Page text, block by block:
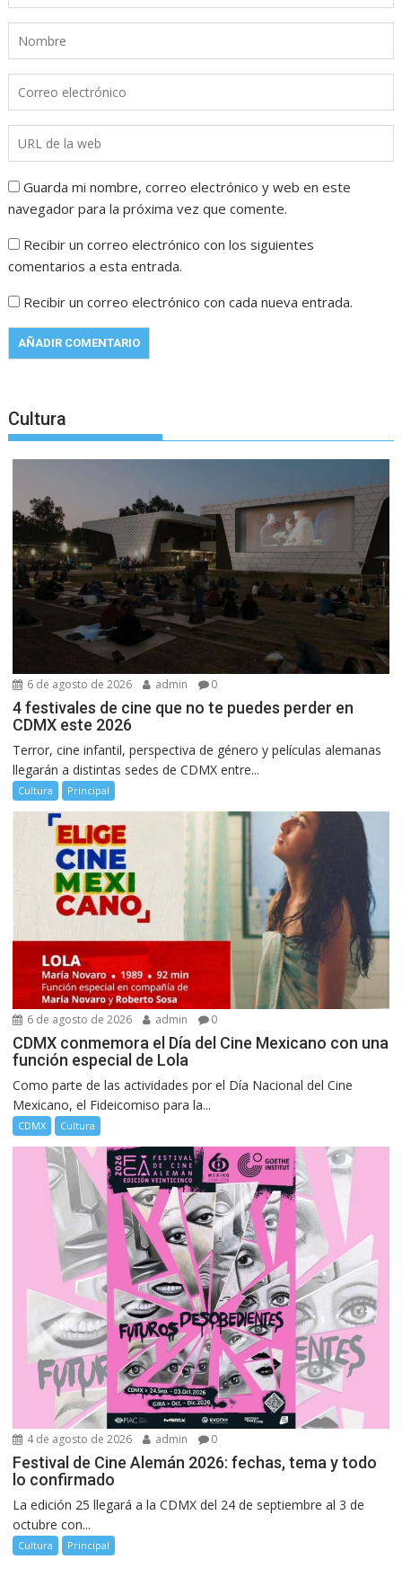
Guarda mi nombre, correo electrónico y web en este
navegador para la próxima vez que comente.
Recibir un correo electrónico con los siguientes
comentarios a esta entrada.
Recibir un correo electrónico con cada nueva entrada.
Cultura
6 de agosto de 2026 admin 0
4 festivales de cine que no te puedes perder en
CDMX este 2026
Terror, cine infantil, perspectiva de género y películas alemanas
llegarán a distintas sedes de CDMX entre...
Cultura Principal
6 de agosto de 2026 admin 0
CDMX conmemora el Día del Cine Mexicano con una
función especial de Lola
Como parte de las actividades por el Día Nacional del Cine
Mexicano, el Fideicomiso para la...
CDMX Cultura
4 de agosto de 2026 admin 0
Festival de Cine Alemán 2026: fechas, tema y todo
lo confirmado
La edición 25 llegará a la CDMX del 24 de septiembre al 3 de
octubre con...
Cultura Principal